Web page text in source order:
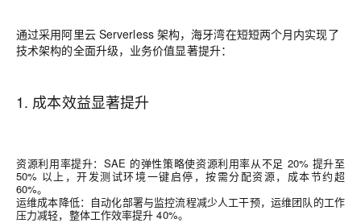
通过采用阿里云 Serverless 架构，海牙湾在短短两个月内实现了
技术架构的全面升级，业务价值显著提升：
1. 成本效益显著提升
资源利用率提升：SAE 的弹性策略使资源利用率从不足 20% 提升至
50% 以上，开发测试环境一键启停，按需分配资源，成本节约超
60%。
运维成本降低：自动化部署与监控流程减少人工干预，运维团队的工作
压力减轻，整体工作效率提升 40%。